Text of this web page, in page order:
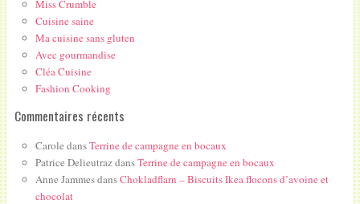
Miss Crumble
Cuisine saine
Ma cuisine sans gluten
Avec gourmandise
Cléa Cuisine
Fashion Cooking
Commentaires récents
Carole dansTerrine de campagne en bocaux
Patrice DelieutrazdansTerrine de campagne en bocaux
Anne JammesdansChokladflarn – Biscuits Ikea flocons d’avoine et
chocolat